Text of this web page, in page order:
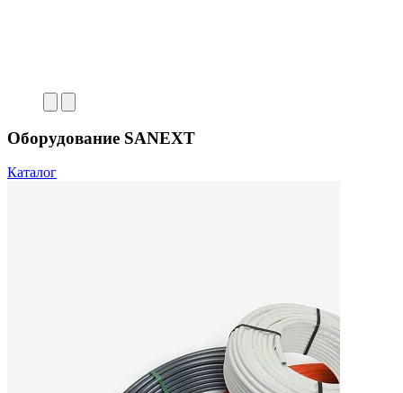
Оборудование SANEXT
Каталог